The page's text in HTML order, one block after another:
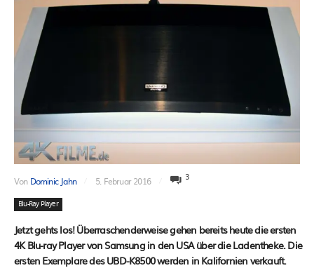
Von Dominic Jahn 5. Februar 2016 3
Blu-Ray Player
Jetzt gehts los! Überraschenderweise gehen bereits heute die ersten
4K Blu-ray Player von Samsung in den USA über die Ladentheke. Die
ersten Exemplare des UBD-K8500 werden in Kalifornien verkauft.